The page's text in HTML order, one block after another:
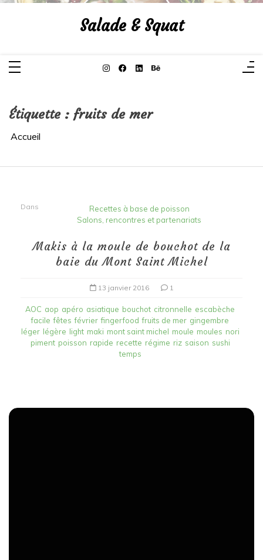
Aller
Salade & Squat
Étiquette : fruits de mer
Accueil
Dans
Recettes à base de poisson
Salons, rencontres et partenariats
Makis à la moule de bouchot de la
baie du Mont Saint Michel
13 janvier 2016 1
AOC aop apéro asiatique bouchot citronnelle escabèche
facile fêtes février fingerfood fruits de mer gingembre
léger légère light maki mont saint michel moule moules nori
piment poisson rapide recette régime riz saison sushi
temps